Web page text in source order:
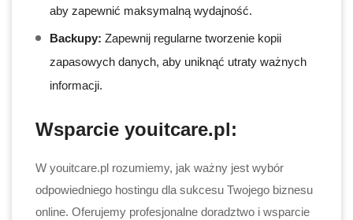
aby zapewnić maksymalną wydajność.
Backupy: Zapewnij regularne tworzenie kopii
zapasowych danych, aby uniknąć utraty ważnych
informacji.
Wsparcie youitcare.pl:
W youitcare.pl rozumiemy, jak ważny jest wybór
odpowiedniego hostingu dla sukcesu Twojego biznesu
online. Oferujemy profesjonalne doradztwo i wsparcie